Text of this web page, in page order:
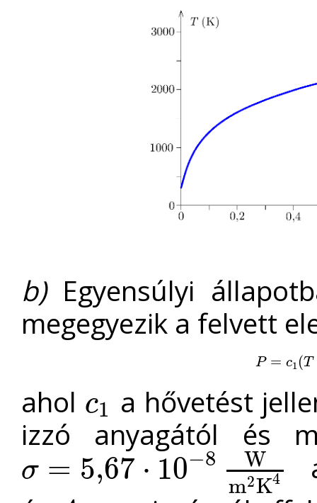
b)Egyensúlyi
megegyezik a felvett
P = c1 (T
P=c1 (T −T
ahol c1
c1
a hővetést
izzó anyagától és
σ = 5,67 ⋅ 10−8
W
m2K4
σ=5 67⋅10−8Wm 2 4